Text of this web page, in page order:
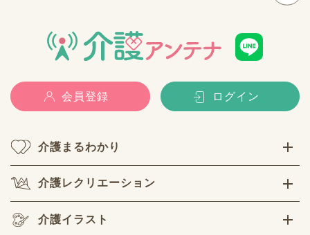
会員登録 ログイン
介護まるわかり
介護レクリエーション
介護イラスト